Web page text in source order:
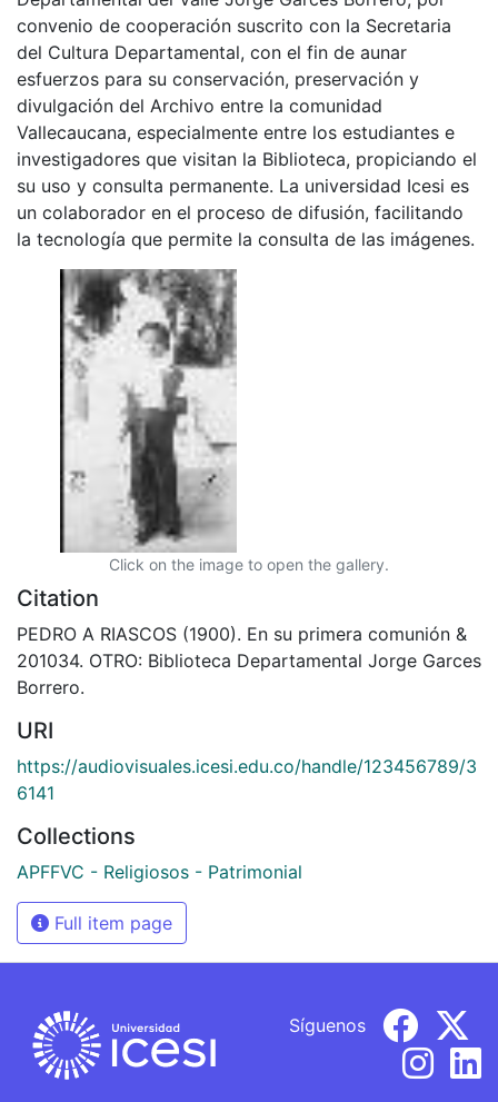
convenio de cooperación suscrito con la Secretaria
del Cultura Departamental, con el fin de aunar
esfuerzos para su conservación, preservación y
divulgación del Archivo entre la comunidad
Vallecaucana, especialmente entre los estudiantes e
investigadores que visitan la Biblioteca, propiciando el
su uso y consulta permanente. La universidad Icesi es
un colaborador en el proceso de difusión, facilitando
la tecnología que permite la consulta de las imágenes.
Click on the image to open the gallery.
Citation
PEDRO A RIASCOS (1900). En su primera comunión &
201034. OTRO: Biblioteca Departamental Jorge Garces
Borrero.
URI
https://audiovisuales.icesi.edu.co/handle/123456789/3
6141
Collections
APFFVC - Religiosos - Patrimonial
Full item page
Síguenos